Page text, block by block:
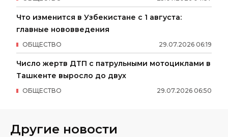
Что изменится в Узбекистане с 1 августа:
главные нововведения
29.07.2026 06:19
ОБЩЕСТВО
Число жертв ДТП с патрульными мотоциклами в
Ташкенте выросло до двух
29.07.2026 06:50
ОБЩЕСТВО
Другие новости